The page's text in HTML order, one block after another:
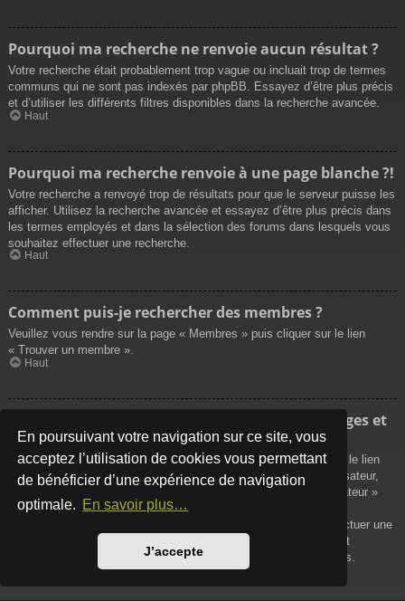
En poursuivant votre navigation sur ce site, vous
acceptez l’utilisation de cookies vous permettant
de bénéficier d’une expérience de navigation
optimale. En savoir plus…
J’accepte
Pourquoi ma recherche ne renvoie aucun résultat ?
Votre recherche était probablement trop vague ou incluait trop de termes
communs qui ne sont pas indexés par phpBB. Essayez d’être plus précis
et d’utiliser les différents filtres disponibles dans la recherche avancée.
Haut
Pourquoi ma recherche renvoie à une page blanche ?!
Votre recherche a renvoyé trop de résultats pour que le serveur puisse les
afficher. Utilisez la recherche avancée et essayez d’être plus précis dans
les termes employés et dans la sélection des forums dans lesquels vous
souhaitez effectuer une recherche.
Haut
Comment puis-je rechercher des membres ?
Veuillez vous rendre sur la page « Membres » puis cliquer sur le lien
« Trouver un membre ».
Haut
Comment puis-je retrouver mes propres messages et
sujets ?
Vos propres messages peuvent être affichés soit en cliquant sur le lien
« Afficher vos messages » dans le panneau de contrôle de l’utilisateur,
soit en cliquant sur le lien « Rechercher les messages de l’utilisateur »
sur la page de votre propre profil ou soit en cliquant sur le menu
« Raccourcis » situé sur la partie supérieure du forum. Pour effectuer une
recherche de vos propres sujets, utilisez la recherche avancée et
remplissez convenablement les options qui vous sont disponibles.